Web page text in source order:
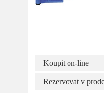
Koupit on-line
Rezervovat v